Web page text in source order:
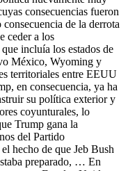
consecuencias fueron
de la derrota
ceder a los
incluía los estados de
México, Wyoming y
territoriales entre EEUU
en consecuencia, ya ha
su política exterior y
coyunturales, lo
Trump gana la
del Partido
hecho de que Jeb Bush
preparado, … En